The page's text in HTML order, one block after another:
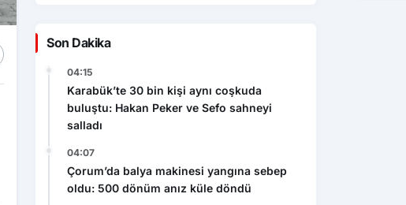
Son Dakika
04:15
Karabük’te 30 bin kişi aynı coşkuda
buluştu: Hakan Peker ve Sefo sahneyi
salladı
04:07
Çorum’da balya makinesi yangına sebep
oldu: 500 dönüm anız küle döndü